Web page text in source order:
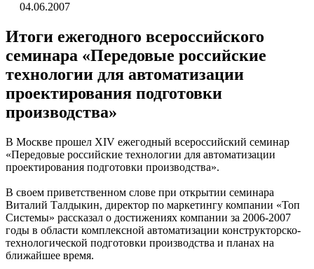
04.06.2007
Итоги ежегодного всероссийского
семинара «Передовые российские
технологии для автоматизации
проектирования подготовки
производства»
В Москве прошел XIV ежегодный всероссийский семинар
«Передовые российские технологии для автоматизации
проектирования подготовки производства».
В своем приветственном слове при открытии семинара
Виталий Талдыкин, директор по маркетингу компании «Топ
Системы» рассказал о достижениях компании за 2006-2007
годы в области комплексной автоматизации конструкторско-
технологической подготовки производства и планах на
ближайшее время.